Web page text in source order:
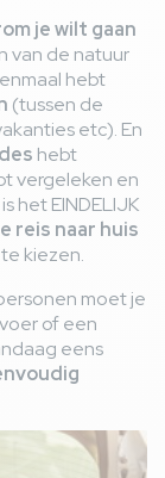
je wilt gaan
van de natuur
hebt
(tussen de
etc). En
hebt
vergeleken en
het EINDELIJK
reis naar huis
kiezen.
moet je
of een
eens